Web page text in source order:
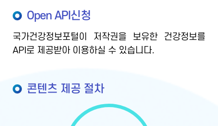
Open API신청
국가건강정보포털이 저작권을 보유한 건강정보를
API로 제공받아 이용하실 수 있습니다.
콘텐츠 제공 절차